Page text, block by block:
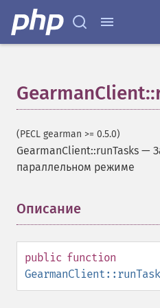
(PECL gearman >= 0.5.0)
GearmanClient::runTasks —
параллельном режиме
Описание
public function